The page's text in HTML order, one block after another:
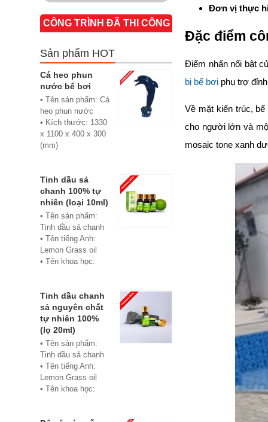
Đơn vị thực
Đặc điểm
Điểm nhấn nổi bật
bị bể bơi phụ trợ
Về mặt kiến trúc,
cho người lớn và
mosaic tone xanh
CÔNG TRÌNH ĐÃ THI CÔNG
Sản phẩm HOT
Cá heo phun
nước bể bơi
• Tên sản phẩm: Cá
heo phun nước
• Kích thước: 1330
x 1100 x 400 x 300
(mm)
Composite
• Phân phối:
Hoabico
Tinh dầu sả
chanh 100% tự
nhiên (loại 10ml)
• Tên sản phẩm:
Tinh dầu sả chanh
• Tên tiếng Anh:
Lemon Grass oil
• Tên khoa học:
• Chủng loại: Thiết
bị xông hơi
• Thành phần chiết
xuất: lá
• Phương pháp
chiết xuất: Chưng
cất hơi nước
• Hình thức: Chất
lỏng
Tinh dầu chanh
sả nguyên chất
tự nhiên 100%
(lọ 20ml)
• Tên sản phẩm:
Tinh dầu sả chanh
• Tên tiếng Anh:
Lemon Grass oil
• Tên khoa học: